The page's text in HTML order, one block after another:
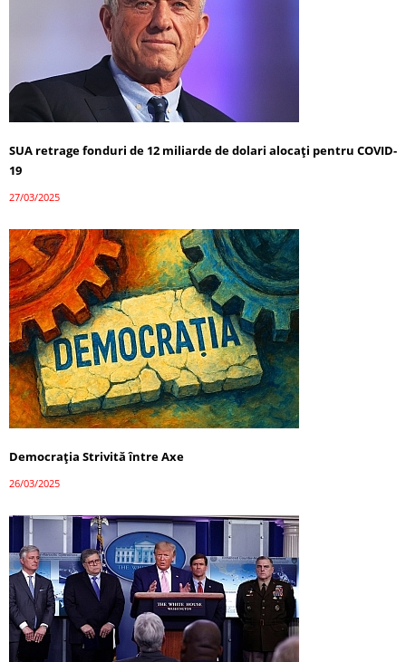
SUA retrage fonduri de 12 miliarde de dolari alocați pentru COVID-
19
27/03/2025
Democrația Strivită între Axe
26/03/2025